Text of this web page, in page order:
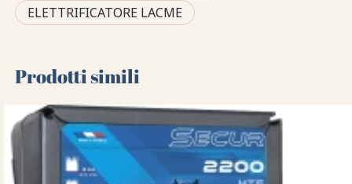
ELETTRIFICATORE LACME
Prodotti simili